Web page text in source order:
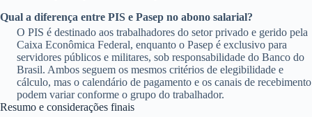
Qual a diferença entre PIS e Pasep no abono salarial?
O PIS é destinado aos trabalhadores do setor privado e gerido pela
Caixa Econômica Federal, enquanto o Pasep é exclusivo para
servidores públicos e militares, sob responsabilidade do Banco do
Brasil. Ambos seguem os mesmos critérios de elegibilidade e
cálculo, mas o calendário de pagamento e os canais de recebimento
podem variar conforme o grupo do trabalhador.
Resumo e considerações finais